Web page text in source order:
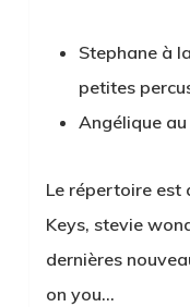
Stephane à
petites
Angélique
Le répertoire est
Keys, stevie
dernières
on you…